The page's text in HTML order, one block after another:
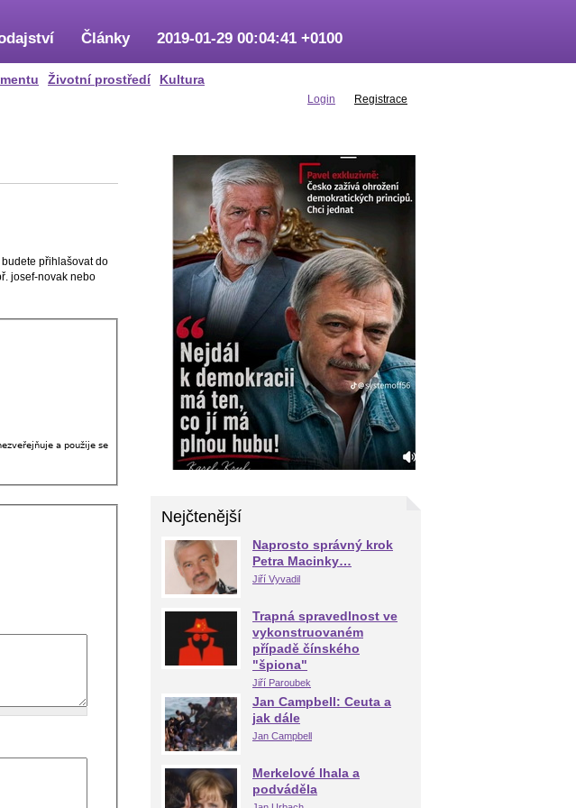
Životní prostředí Kultura
Články 2019-01-29 00:04:41 +0100
Login Registrace
přihlašovat do
josef-novak nebo
a použije se
Nejčtenější
Naprosto správný krok
Petra Macinky…
Jiří Vyvadil
Trapná spravedlnost ve
vykonstruovaném
případě čínského
"špiona"
Jiří Paroubek
Jan Campbell: Ceuta a
jak dále
Jan Campbell
Merkelové lhala a
podváděla